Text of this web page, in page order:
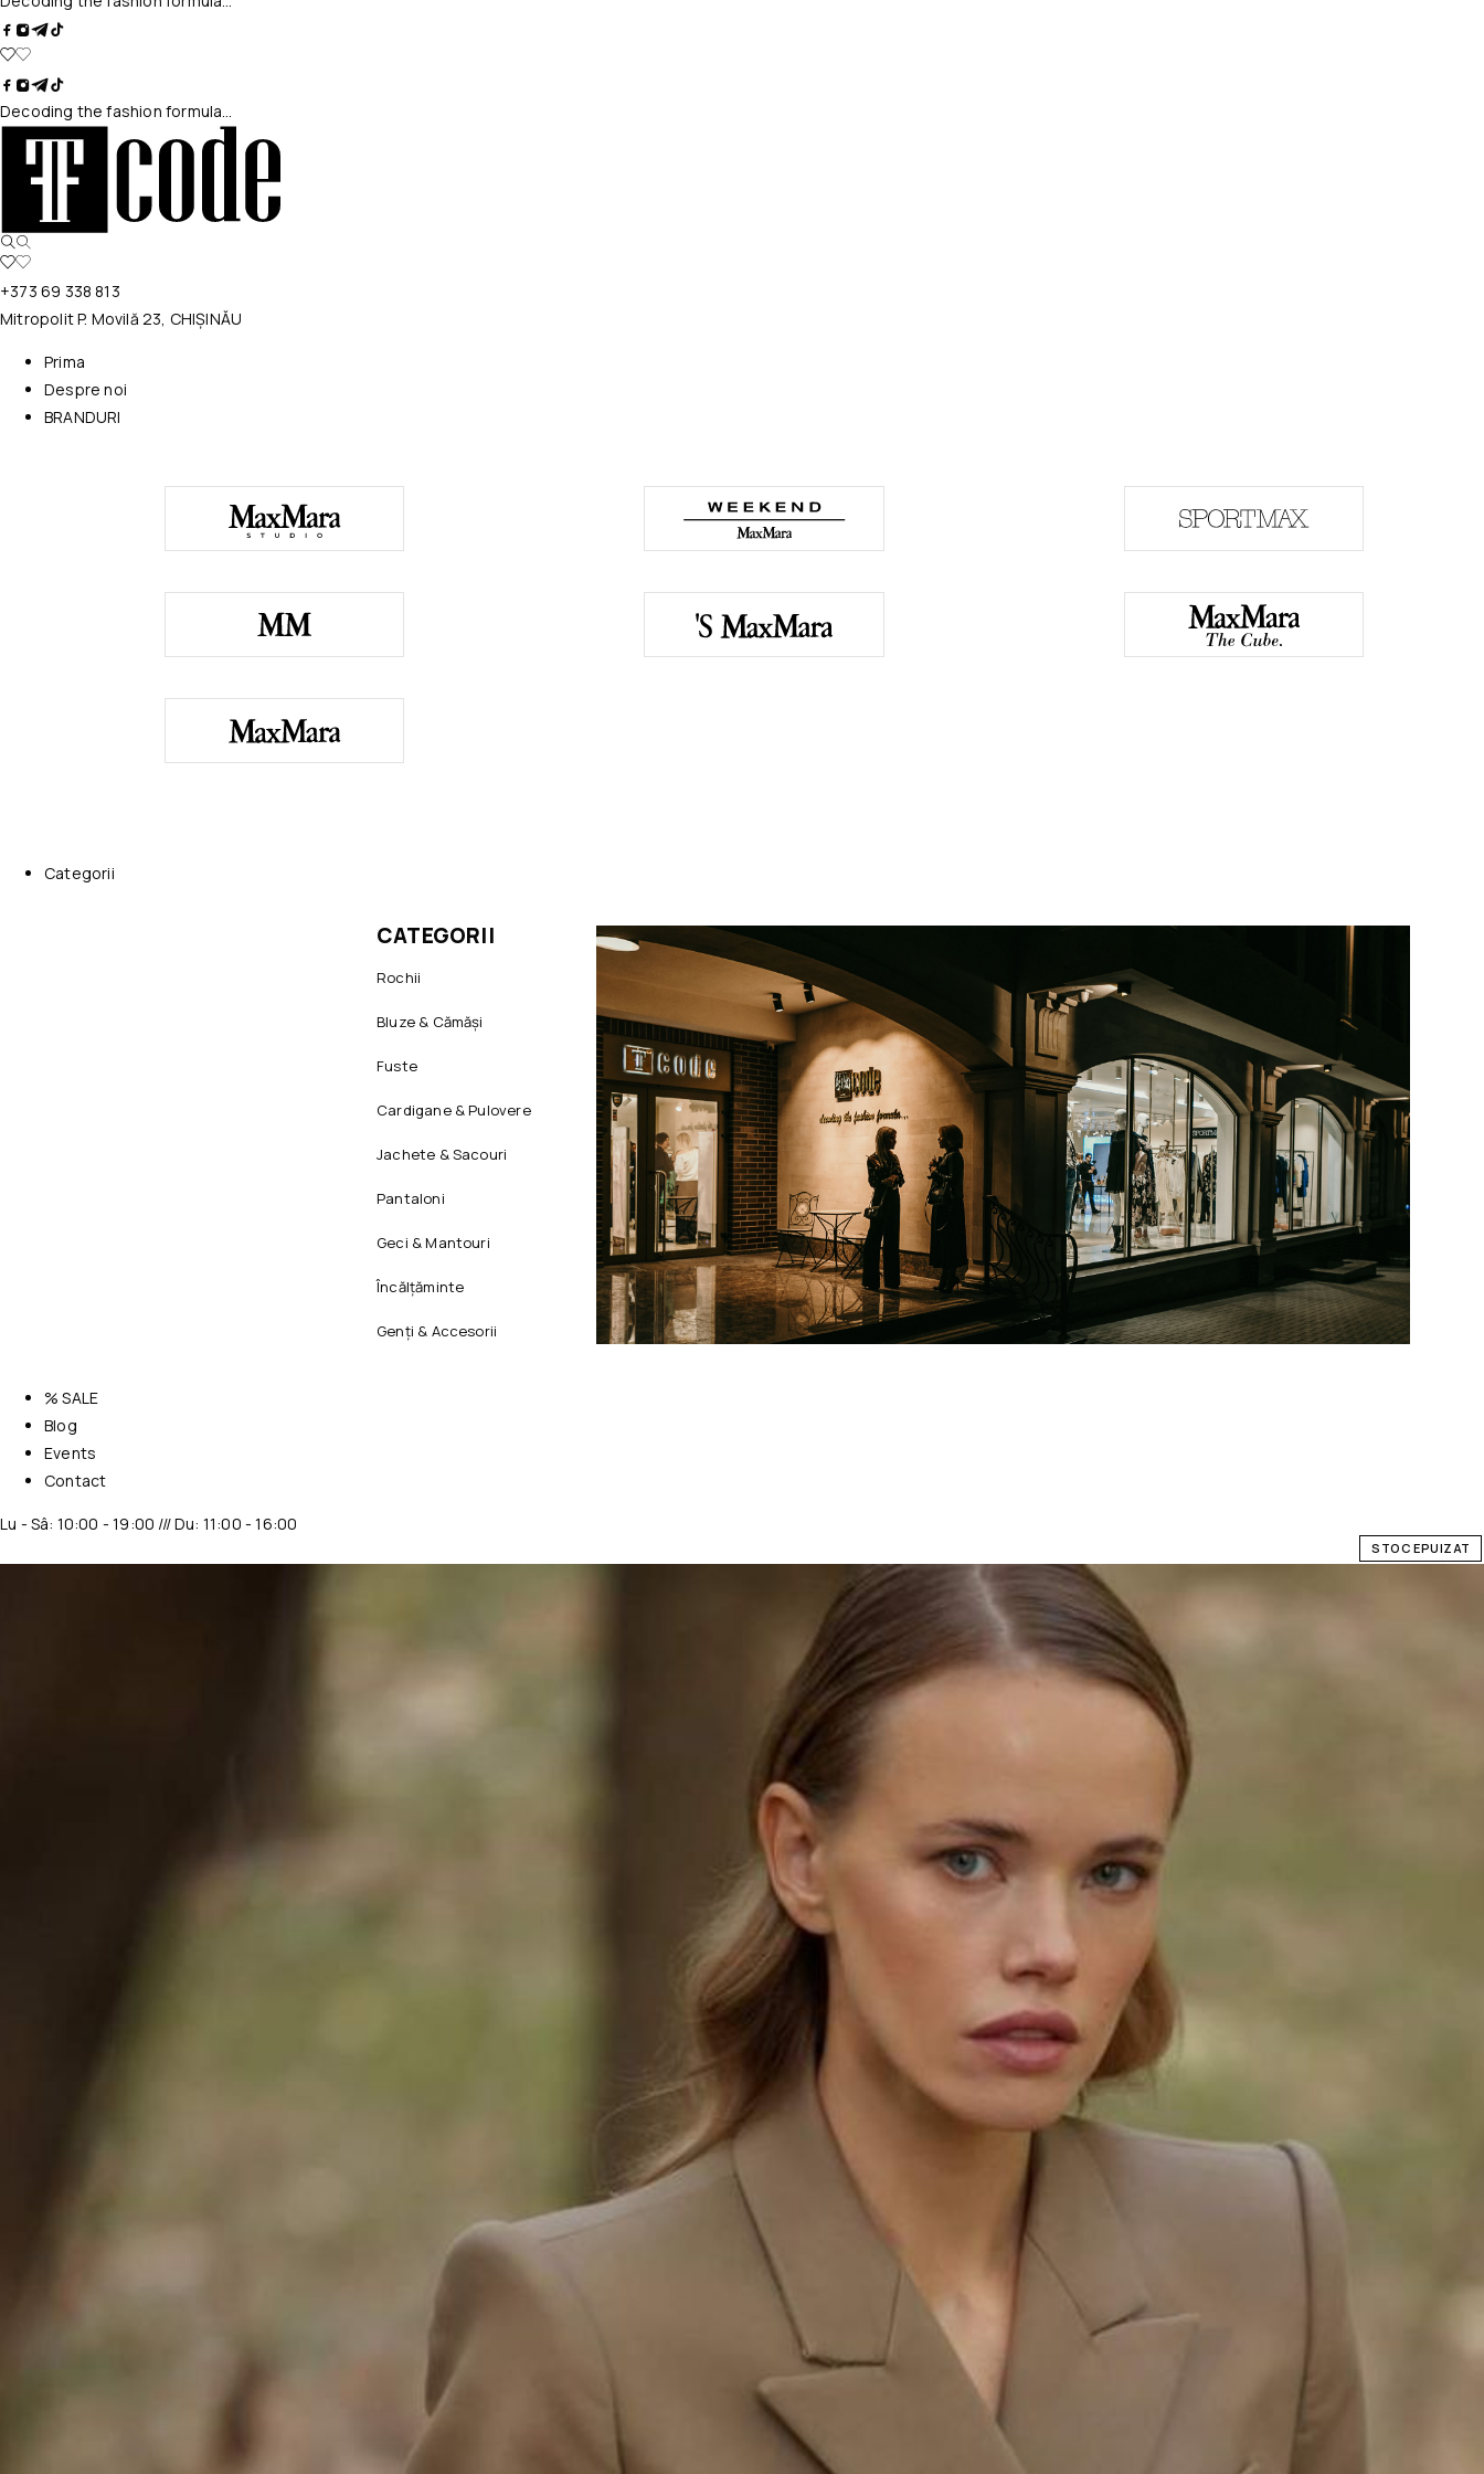
Decoding the fashion formula…
+373 69 338 813
Mitropolit P. Movilă 23, CHIȘINĂU
Prima
Despre noi
BRANDURI
Categorii
CATEGORII
Rochii
Bluze & Cămăși
Fuste
Cardigane & Pulovere
Jachete & Sacouri
Pantaloni
Geci & Mantouri
Încălțăminte
Genți & Accesorii
% SALE
Blog
Events
Contact
Lu - Sâ: 10:00 - 19:00 /// Du: 11:00 - 16:00
STOC EPUIZAT